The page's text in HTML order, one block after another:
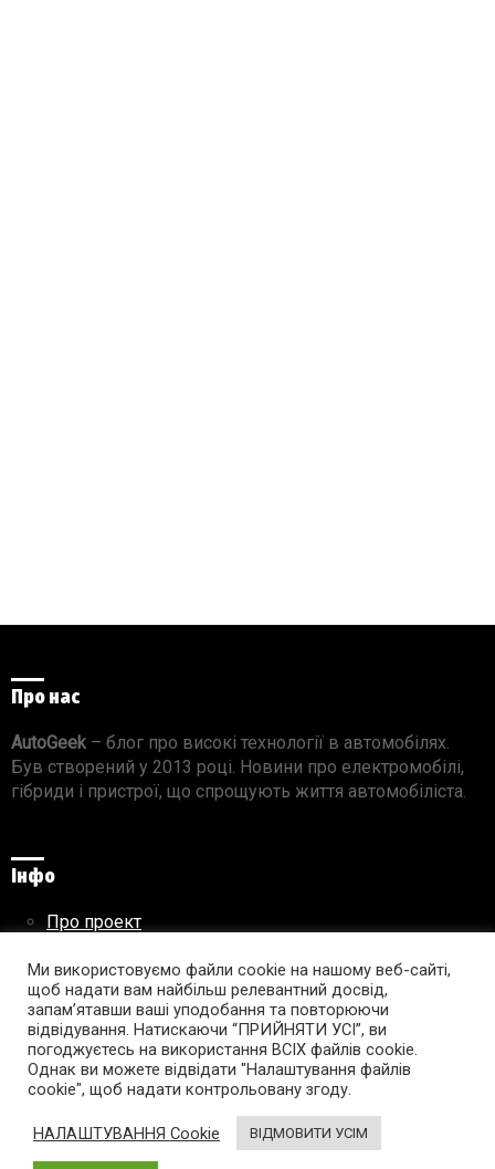
Про нас
AutoGeek– блог про високі технології в автомобілях.
Був створений у 2013 році. Новини про електромобілі,
гібриди і пристрої, що спрощують життя автомобіліста.
Інфо
Про проект
Правила використання матеріалів
Підпишись на AutoGeek!
facebooktwitter instagramyoutube tumblr linkedin
Ми використовуємо файли cookie на нашому веб-сайті,
щоб надати вам найбільш релевантний досвід,
запам’ятавши ваші уподобання та повторюючи
відвідування. Натискаючи “ПРИЙНЯТИ УСІ”, ви
погоджуєтесь на використання ВСІХ файлів cookie.
Однак ви можете відвідати "Налаштування файлів
cookie", щоб надати контрольовану згоду.
НАЛАШТУВАННЯ Cookie ВІДМОВИТИ УСІМ